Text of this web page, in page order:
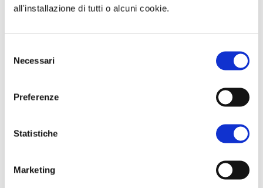
all'installazione di tutti o alcuni cookie.
delNecessari
Preferenze
Statistiche
Marketing
che stavi cercando. Per accedere alla
versione completa devi effettuare
Clicca sul pulsante qui in basso se sei
già in possesso delle credenziali oppure
per scoprire come accedere.